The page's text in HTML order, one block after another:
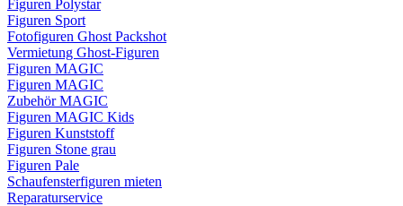
Figuren Polystar
Figuren Sport
Fotofiguren Ghost Packshot
Vermietung Ghost-Figuren
Figuren MAGIC
Figuren MAGIC
Zubehör MAGIC
Figuren MAGIC Kids
Figuren Kunststoff
Figuren Stone grau
Figuren Pale
Schaufensterfiguren mieten
Reparaturservice